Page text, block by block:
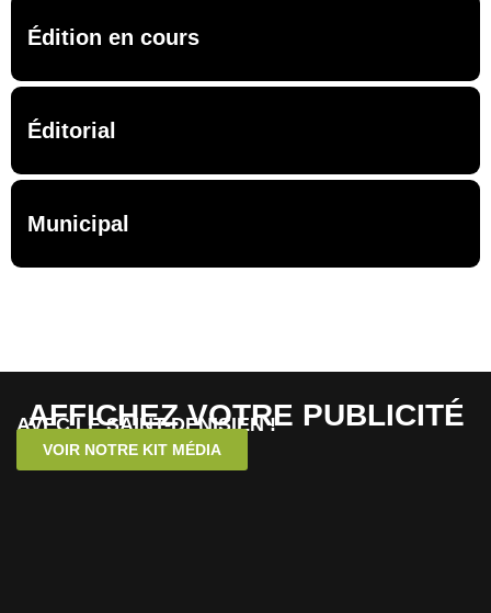
Édition en cours
Éditorial
Municipal
AFFICHEZ VOTRE PUBLICITÉ
AVEC LE SAINT-DENISIEN !
VOIR NOTRE KIT MÉDIA